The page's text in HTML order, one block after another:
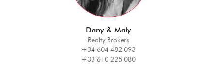
Dany & Maly
Realty Brokers
+34 604 482 093
+33 610 225 080